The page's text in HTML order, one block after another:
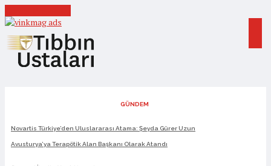
GÜNDEM
Novartis Türkiye’den Uluslararası Atama: Şeyda Gürer Uzun
Avusturya’ya Terapötik Alan Başkanı Olarak Atandı